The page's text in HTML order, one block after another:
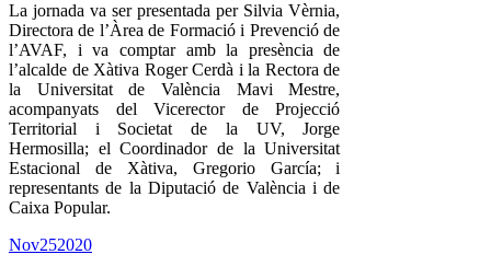
La jornada va ser presentada per Silvia Vèrnia,
Directora de l’Àrea de Formació i Prevenció de
l’AVAF, i va comptar amb la presència de
l’alcalde de Xàtiva Roger Cerdà i la Rectora de
la Universitat de València Mavi Mestre,
acompanyats del Vicerector de Projecció
Territorial i Societat de la UV, Jorge
Hermosilla; el Coordinador de la Universitat
Estacional de Xàtiva, Gregorio García; i
representants de la Diputació de València i de
Caixa Popular.
Nov252020